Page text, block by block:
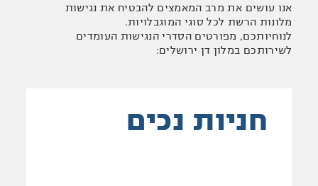
אנו עושים את מרב המאמצים להבטיח את נגישות
מלונות הרשת לכל סוגי המוגבלויות.
לנוחיותכם, מפורטים הסדרי הנגישות העומדים
לשירותכם במלון דן ירושלים:
חניות נכים